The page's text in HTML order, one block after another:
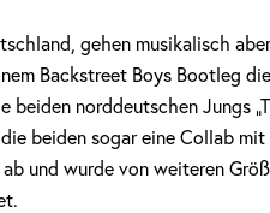
gehen musikalisch
Backstreet Boys Bootleg
norddeutschen Jungs
beiden sogar eine Collab
und wurde von weiteren